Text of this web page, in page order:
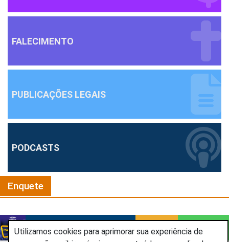
FALECIMENTO
PUBLICAÇÕES LEGAIS
PODCASTS
Enquete
Utilizamos cookies para aprimorar sua experiência de
MADRUGADÃO 102
As melhores da programação
OUVIR